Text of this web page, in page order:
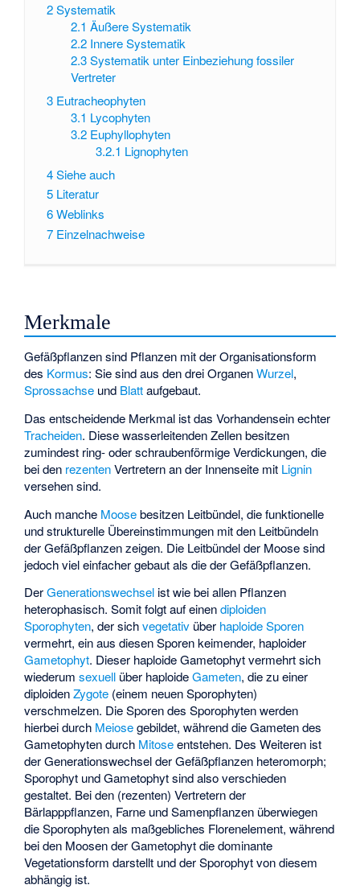
2Systematik
2.1 Äußere Systematik
2.2 Innere Systematik
2.3 Systematik unter Einbeziehung fossiler
Vertreter
3 Eutracheophyten
3.1 Lycophyten
3.2 Euphyllophyten
3.2.1 Lignophyten
4Siehe auch
5 Literatur
6Weblinks
7 Einzelnachweise
Merkmale
Gefäßpflanzen sind Pflanzen mit der Organisationsform
des Kormus: Sie sind aus den drei OrganenWurzel,
Sprossachse und Blattaufgebaut.
Das entscheidende Merkmal ist das Vorhandensein echter
Tracheiden. Diese wasserleitenden Zellen besitzen
zumindest ring- oder schraubenförmige Verdickungen, die
bei den rezentenVertretern an der Innenseite mit Lignin
versehen sind.
Auch manche Moosebesitzen Leitbündel, die funktionelle
und strukturelle Übereinstimmungen mit den Leitbündeln
der Gefäßpflanzen zeigen. Die Leitbündel der Moose sind
jedoch viel einfacher gebaut als die der Gefäßpflanzen.
DerGenerationswechsel ist wie bei allen Pflanzen
heterophasisch. Somit folgt auf einendiploiden
Sporophyten, der sichvegetativ über haploide Sporen
vermehrt, ein aus diesen Sporen keimender, haploider
Gametophyt. Dieser haploide Gametophyt vermehrt sich
wiederumsexuell über haploideGameten, die zu einer
diploidenZygote (einem neuen Sporophyten)
verschmelzen. Die Sporen des Sporophyten werden
hierbei durch Meiosegebildet, während die Gameten des
Gametophyten durch Mitoseentstehen. Des Weiteren ist
der Generationswechsel der Gefäßpflanzen heteromorph;
Sporophyt und Gametophyt sind also verschieden
gestaltet. Bei den (rezenten) Vertretern der
Bärlapppflanzen, Farne und Samenpflanzen überwiegen
die Sporophyten als maßgebliches Florenelement, während
bei den Moosen der Gametophyt die dominante
Vegetationsform darstellt und der Sporophyt von diesem
abhängig ist.